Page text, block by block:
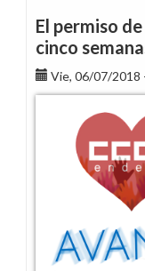
Guía
de
y
El permiso
cinco
Vie, 06/07/2018